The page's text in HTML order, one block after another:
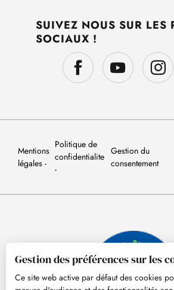
SUIVEZ NOUS SUR LES
SOCIAUX !
Mentions
légales
Politique de
confidentialite
Gestion du
consentement
Gestion des préférences sur les
Ce site web active par défaut des cookies